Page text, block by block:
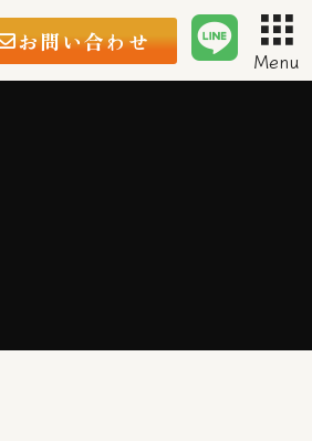
Menu
お問い合わせ